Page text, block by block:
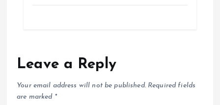
Leave a Reply
Your email address will not be published. Required fields
are marked *